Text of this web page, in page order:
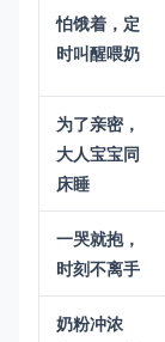
怕饿着，定
时叫醒喂奶
为了亲密，
大人宝宝同
床睡
一哭就抱，
时刻不离手
奶粉冲浓